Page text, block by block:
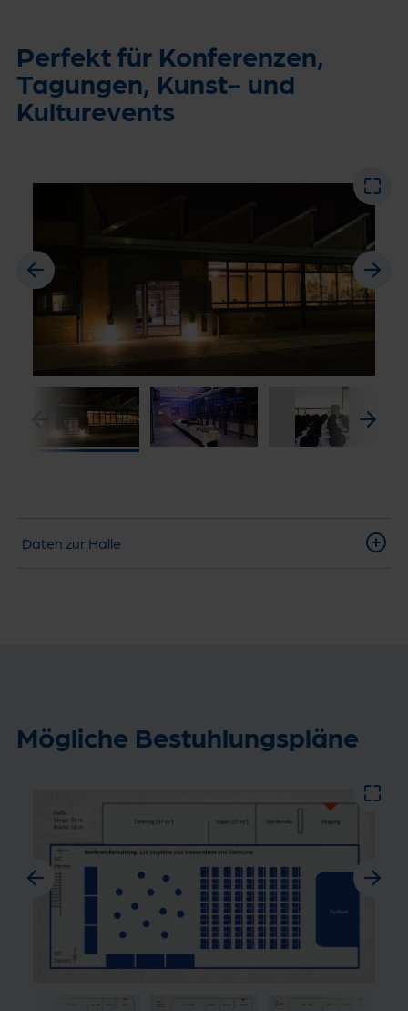
Perfekt für Konferenzen,
Tagungen, Kunst- und
Kulturevents
Daten zur Halle
Mögliche Bestuhlungspläne